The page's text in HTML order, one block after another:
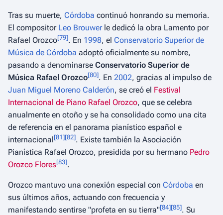
Tras su muerte, Córdoba continuó honrando su memoria.
El compositor Leo Brouwerle dedicó la obra Lamento por
Rafael Orozco[79]. En 1998, el Conservatorio Superior de
Música de Córdoba adoptó oficialmente su nombre,
pasando a denominarse Conservatorio Superior de
Música Rafael Orozco[80]. En 2002, gracias al impulso de
Juan Miguel Moreno Calderón, se creó el Festival
Internacional de Piano Rafael Orozco, que se celebra
anualmente en otoño y se ha consolidado como una cita
de referencia en el panorama pianístico español e
internacional[81][82]. Existe también la Asociación
Pianística Rafael Orozco, presidida por su hermano Pedro
Orozco Flores[83].
Orozco mantuvo una conexión especial con Córdoba en
sus últimos años, actuando con frecuencia y
manifestando sentirse "profeta en su tierra"[84][85]. Su